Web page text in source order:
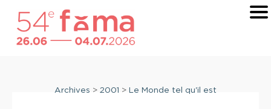
Archives > 2001 > Le Monde tel qu'il est